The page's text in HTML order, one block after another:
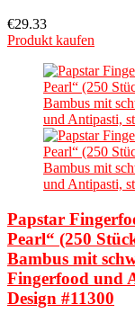
€29.33
Produkt kaufen
Papstar
Pearl“ (250
Bambus mit
Fingerfood und
Design #11300